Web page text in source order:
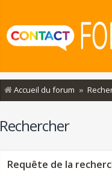
Accueil du forum
Rechercher
Requête de la